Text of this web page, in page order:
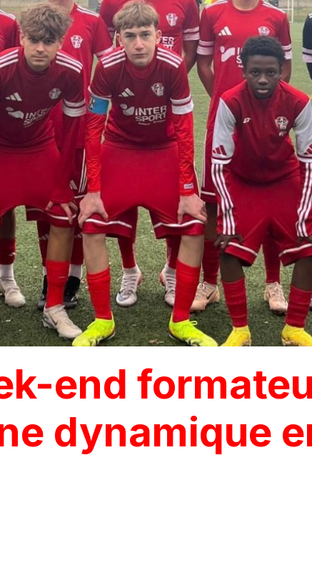
end
dynamique